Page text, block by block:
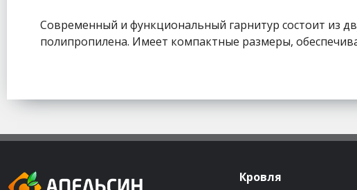
Современный и функциональный гарнитур состоит из
полипропилена. Имеет компактные размеры,
Кровля